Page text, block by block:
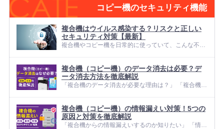
コピー機のセキュリティ機能
複合機はウイルス感染する？リスクと正しい
セキュリティ対策【最新】
複合機やコピー機を日常的に使っていて、こんな不安
感染するのか知りたい 何をすれば「最低限安心」と言
えるのか知りたい ネットワーク側と複合機本体の守り
方の違いが分からない ...
複合機（コピー機）のデータ消去は必要？デ
ータ消去方法を徹底解説
「複合機のデータ消去が必要な理由は？」 「複合機か
お悩みをお持ちの方もいらっしゃるのではないでしょ
うか。 複合機はコピー、スキャン、FAXなど、多彩な
機能を通じて多くのデ...
複合機（コピー機）の情報漏えい対策！5つの
原因と対策を徹底解説
「複合機からの情報漏えいするのか知りたい」 「情報